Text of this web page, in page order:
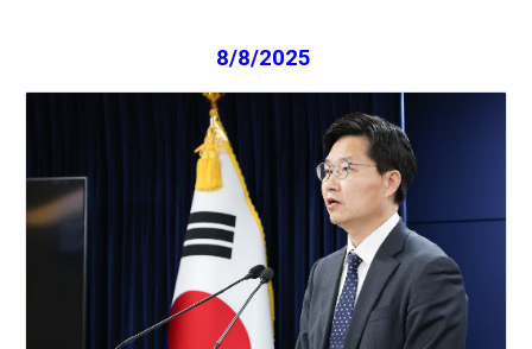
8/8/2025